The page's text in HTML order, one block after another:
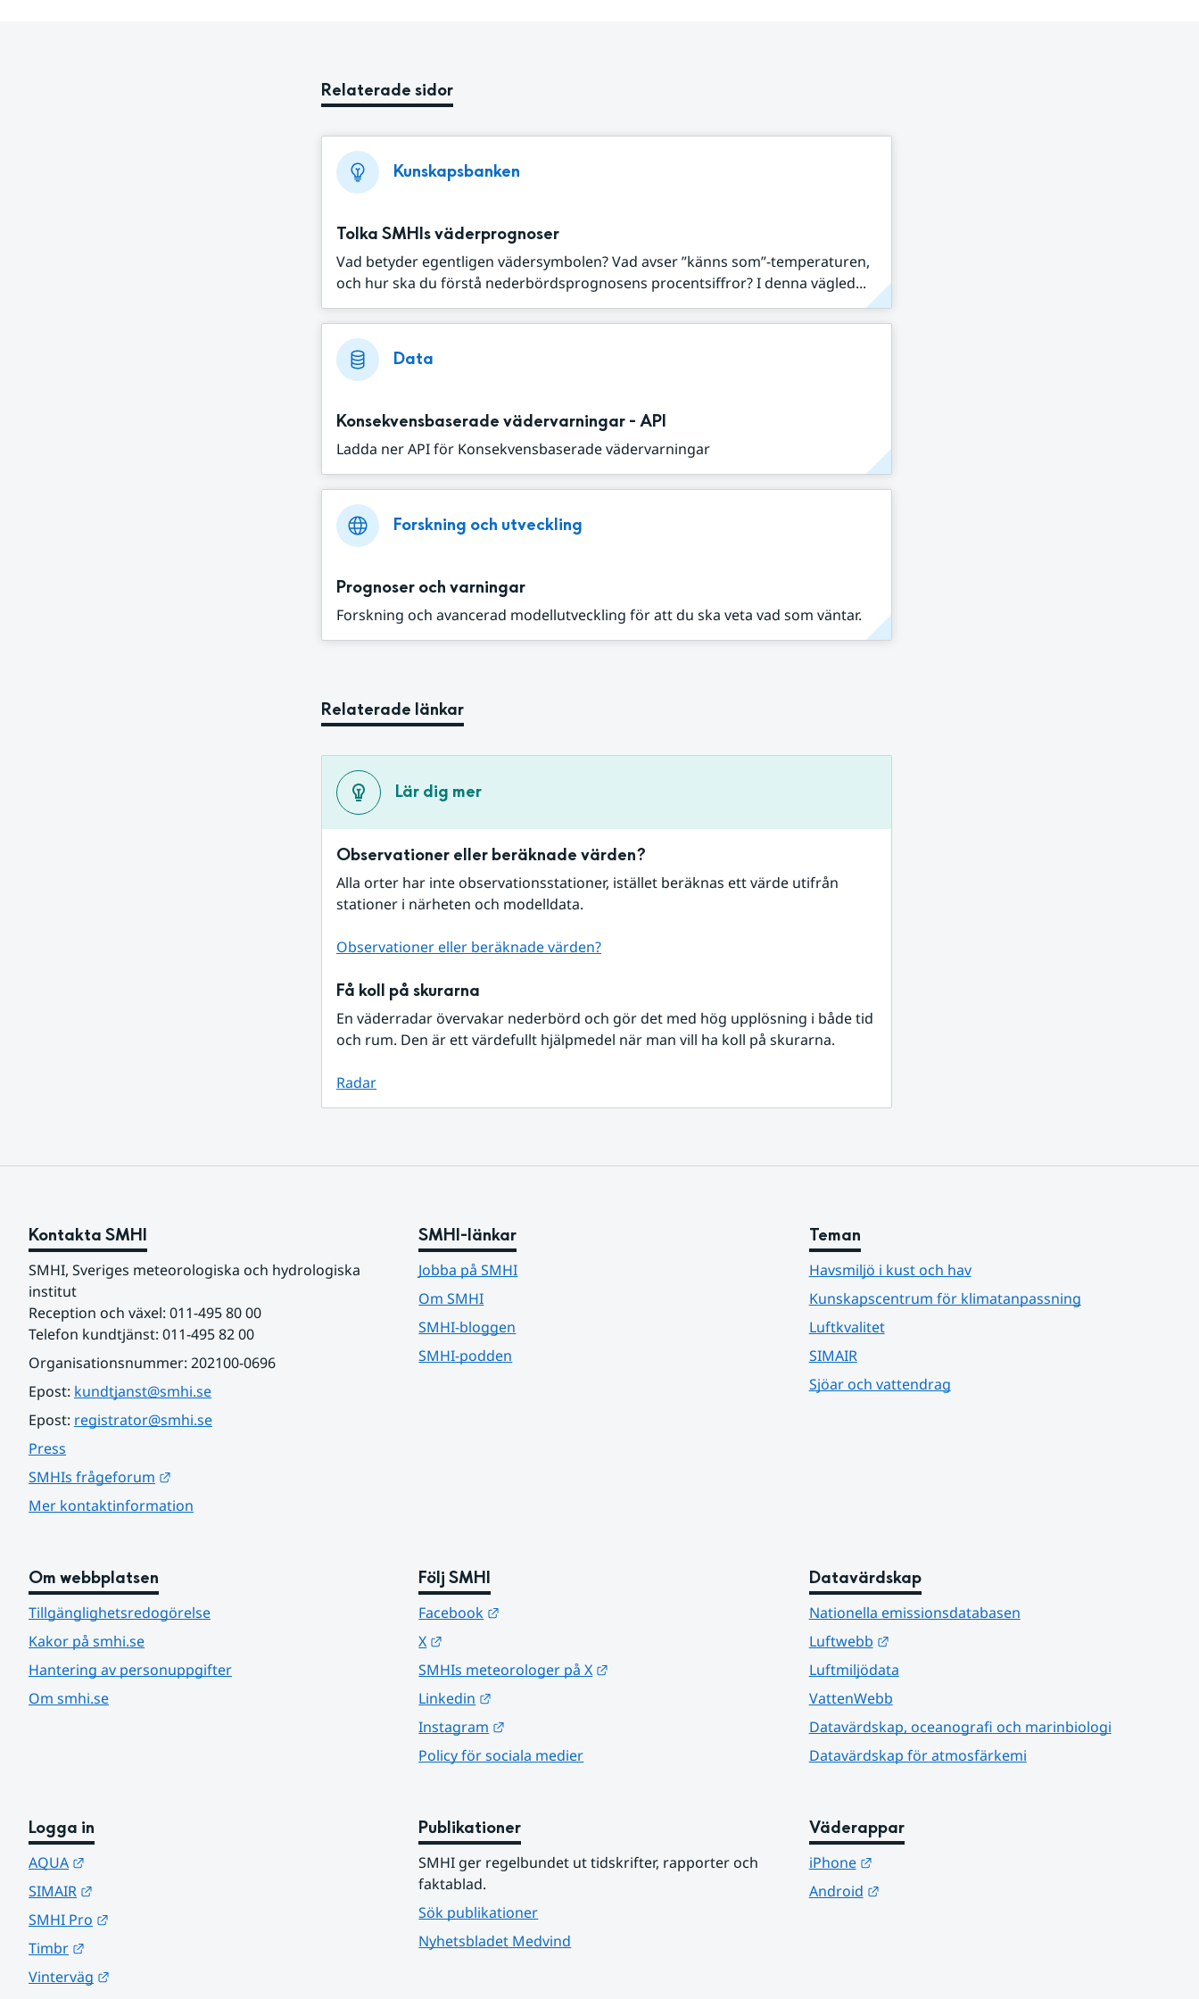
Relaterade sidor
Kunskapsbanken
Tolka SMHIs väderprognoser
Vad betyder egentligen vädersymbolen? Vad avser ”känns som”-temperaturen,
och hur ska du förstå nederbördsprognosens procentsiffror? I denna vägled...
Data
Konsekvensbaserade vädervarningar - API
Ladda ner API för Konsekvensbaserade vädervarningar
Forskning och utveckling
Prognoser och varningar
Forskning och avancerad modellutveckling för att du ska veta vad som väntar.
Relaterade länkar
Lär dig mer
Observationer eller beräknade värden?
Alla orter har inte observationsstationer, istället beräknas ett värde utifrån
stationer i närheten och modelldata.
Observationer eller beräknade värden?
Få koll på skurarna
En väderradar övervakar nederbörd och gör det med hög upplösning i både tid
och rum. Den är ett värdefullt hjälpmedel när man vill ha koll på skurarna.
Radar
Kontakta SMHI
SMHI, Sveriges meteorologiska och hydrologiska
institut
Reception och växel: 011-495 80 00
Telefon kundtjänst: 011-495 82 00
Organisationsnummer: 202100-0696
Epost: kundtjanst@smhi.se
Epost: registrator@smhi.se
Press
SMHIs frågeforum
Mer kontaktinformation
SMHI-länkar
Jobba på SMHI
Om SMHI
SMHI-bloggen
SMHI-podden
Teman
Havsmiljö i kust och hav
Kunskapscentrum för klimatanpassning
Luftkvalitet
SIMAIR
Sjöar och vattendrag
Om webbplatsen
Tillgänglighetsredogörelse
Kakor på smhi.se
Hantering av personuppgifter
Om smhi.se
Följ SMHI
Facebook
X
SMHIs meteorologer på X
Linkedin
Instagram
Policy för sociala medier
Datavärdskap
Nationella emissionsdatabasen
Luftwebb
Länk till annan webbplats.
Luftmiljödata
VattenWebb
Datavärdskap, oceanografi och marinbiologi
Datavärdskap för atmosfärkemi
Logga in
AQUA
SIMAIR
SMHI Pro
Timbr
Vinterväg
Publikationer
SMHI ger regelbundet ut tidskrifter, rapporter och
faktablad.
Sök publikationer
Nyhetsbladet Medvind
Väderappar
iPhone
Länk till annan webbplats.
Android
Länk till annan webbplats.